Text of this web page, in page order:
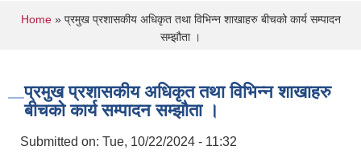
You are here
Home» प्रमुख प्रशासकीय अधिकृत तथा विभिन्न शाखाहरु बीचको कार्य सम्पादन
सम्झौता ।
प्रमुख प्रशासकीय अधिकृत तथा विभिन्न शाखाहरु
बीचको कार्य सम्पादन सम्झौता ।
Submitted on: Tue, 10/22/2024 - 11:32